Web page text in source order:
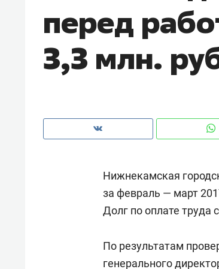
перед
3,3 млн.
Нижнекамская
за февраль — март
Долг по оплате труда
По результатам
генерального
рынки, почему надо
чем интересен Оман?
Рекомендуем
создают оазис жилого
комфорта под Казанью